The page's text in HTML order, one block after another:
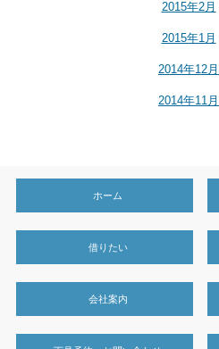
2015年2月
2015年1月
2014年12月
2014年11月
ホーム
借りたい
会社案内